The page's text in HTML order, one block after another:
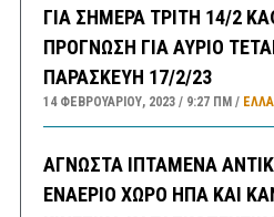
ΓΙΑ ΣΗΜΕΡΑ ΤΡΙΤΗ 14/2
ΠΡΟΓΝΩΣΗ ΓΙΑ ΑΥΡΙΟ
ΠΑΡΑΣΚΕΥΗ 17/2/23
14 ΦΕΒΡΟΥΑΡΊΟΥ, 2023 9:27 ΠΜ
ΑΓΝΩΣΤΑ ΙΠΤΑΜΕΝΑ
ΕΝΑΕΡΙΟ ΧΩΡΟ ΗΠΑ ΚΑΙ